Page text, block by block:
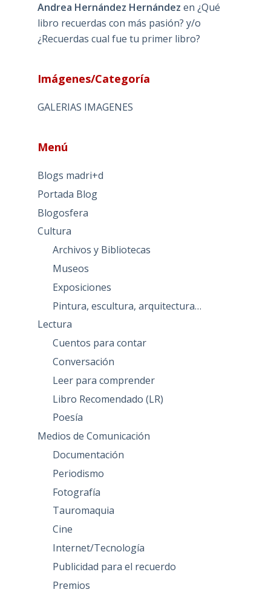
Andrea Hernández Hernández en ¿Qué
libro recuerdas con más pasión? y/o
¿Recuerdas cual fue tu primer libro?
Imágenes/Categoría
GALERIAS IMAGENES
Menú
Blogs madri+d
Portada Blog
Blogosfera
Cultura
Archivos y Bibliotecas
Museos
Exposiciones
Pintura, escultura, arquitectura…
Lectura
Cuentos para contar
Conversación
Leer para comprender
Libro Recomendado (LR)
Poesía
Medios de Comunicación
Documentación
Periodismo
Fotografía
Tauromaquia
Cine
Internet/Tecnología
Publicidad para el recuerdo
Premios